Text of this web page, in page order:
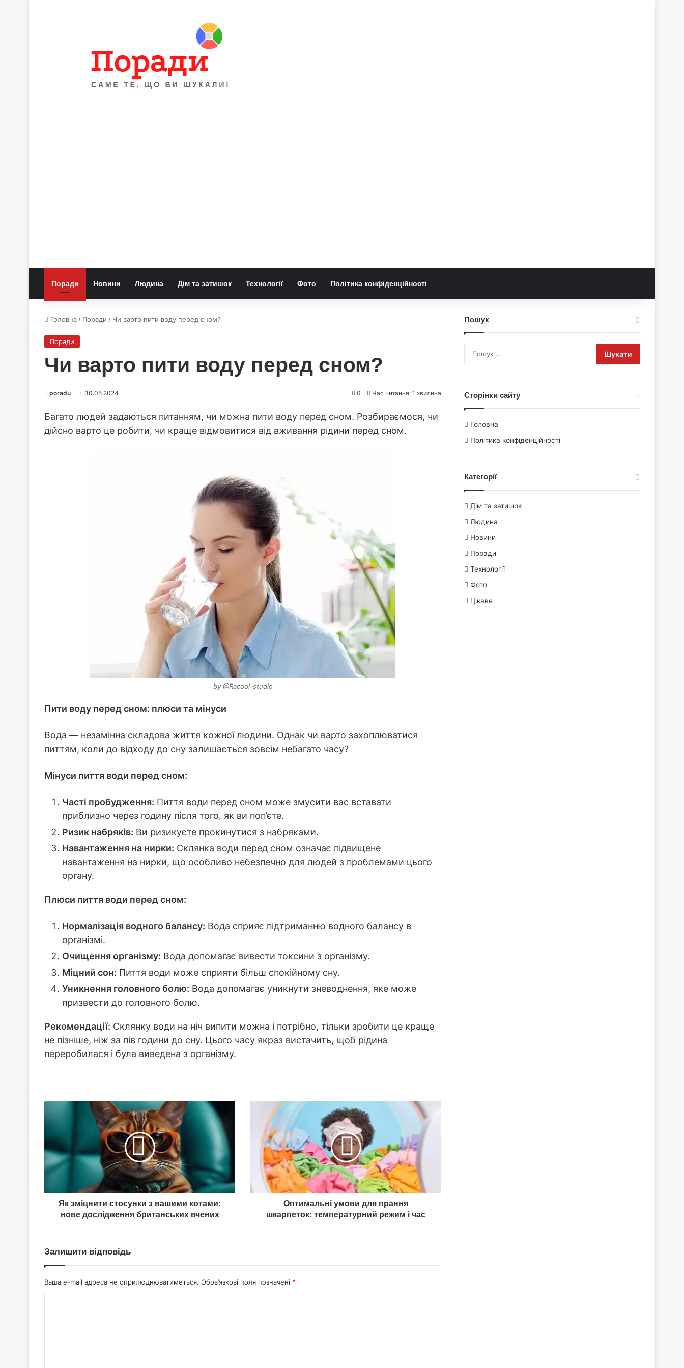
Поради Новини Людина Дім та затишок Технології Фото Політика конфіденційності
Головна / Поради / Чи варто пити воду перед сном?
Поради
Чи варто пити воду перед сном?
poradu 30.05.2024 0 Час читання: 1 хвилина
Багато людей задаються питанням, чи можна пити воду перед сном. Розбираємося, чи
дійсно варто це робити, чи краще відмовитися від вживання рідини перед сном.
by @Racool_studio
Пити воду перед сном: плюси та мінуси
Вода — незамінна складова життя кожної людини. Однак чи варто захоплюватися
питтям, коли до відходу до сну залишається зовсім небагато часу?
Мінуси пиття води перед сном:
Часті пробудження: Пиття води перед сном може змусити вас вставати
приблизно через годину після того, як ви поп’єте.
Ризик набряків: Ви ризикуєте прокинутися з набряками.
Навантаження на нирки: Склянка води перед сном означає підвищене
навантаження на нирки, що особливо небезпечно для людей з проблемами цього
органу.
Плюси пиття води перед сном:
Нормалізація водного балансу: Вода сприяє підтриманню водного балансу в
організмі.
Очищення організму: Вода допомагає вивести токсини з організму.
Міцний сон: Пиття води може сприяти більш спокійному сну.
Уникнення головного болю: Вода допомагає уникнути зневоднення, яке може
призвести до головного болю.
Рекомендації: Склянку води на ніч випити можна і потрібно, тільки зробити це краще
не пізніше, ніж за пів години до сну. Цього часу якраз вистачить, щоб рідина
переробилася і була виведена з організму.
вашими
котами:
нове
британських
вченихЯк зміцнити стосунки з вашими котами:
нове дослідження британських вчених
Оптимальні
умови
прання
шкарпеток:
температурний
режим
час
Оптимальні умови для прання
шкарпеток: температурний режим і час
Залишити відповідь
Ваша e-mail адреса не оприлюднюватиметься. Обов’язкові поля позначені *
Пошук
Сторінки сайту
Головна
Політика конфіденційності
Категорії
Дім та затишок
Людина
Новини
Поради
Технології
Фото
Цікаве